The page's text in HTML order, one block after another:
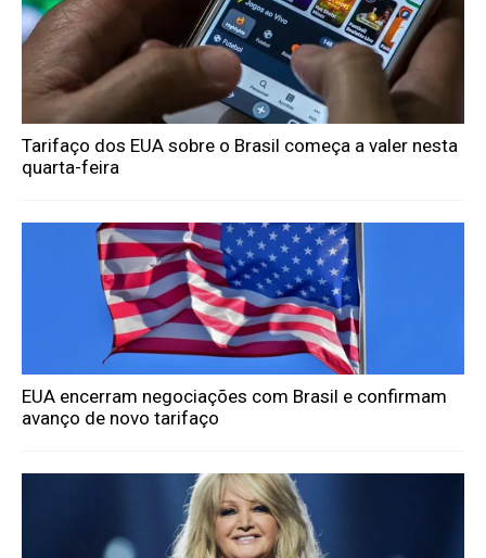
Tarifaço dos EUA sobre o Brasil começa a valer nesta
quarta-feira
EUA encerram negociações com Brasil e confirmam
avanço de novo tarifaço